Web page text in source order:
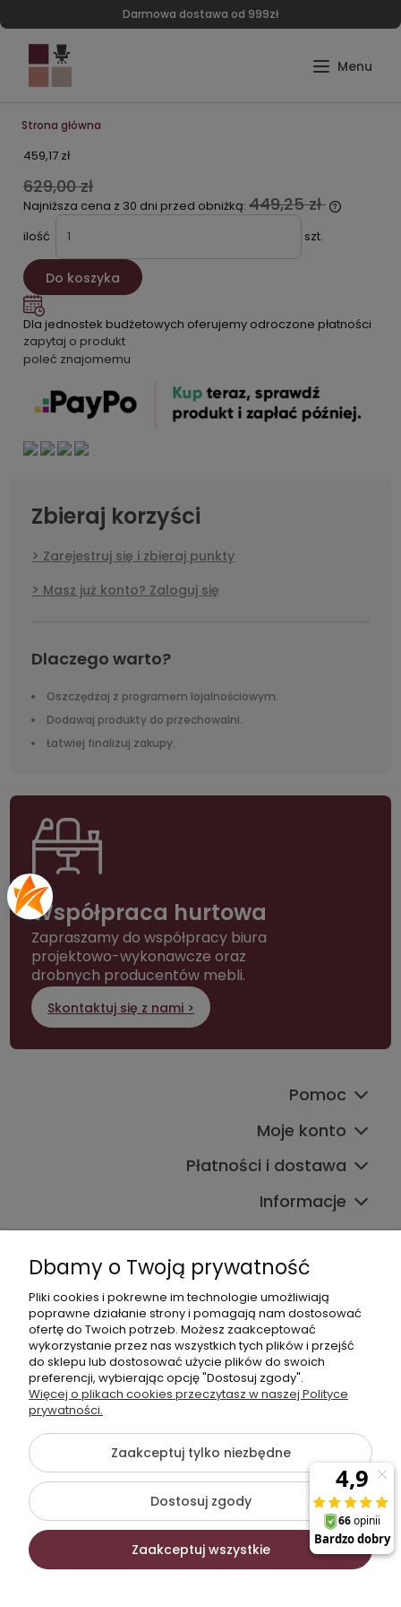
Darmowa dostawa od 999zł
Strona główna
459,17 zł
629,00 zł
Najniższa cena z 30 dni przed obniżką: 449,25 zł
ilość szt.
Do koszyka
Dla jednostek budżetowych oferujemy odroczone płatności
zapytaj o produkt
poleć znajomemu
Zbieraj korzyści
Zarejestruj się i zbieraj punkty
Masz już konto? Zaloguj się
Dlaczego warto?
Oszczędzaj z programem lojalnościowym.
Dodawaj produkty do przechowalni.
Łatwiej finalizuj zakupy.
Współpraca hurtowa
Zapraszamy do współpracy biura
projektowo-wykonawcze oraz
drobnych producentów mebli.
Skontaktuj się z nami >
Pomoc
Moje konto
Płatności i dostawa
Informacje
Kontakt ze sklepem
Dane kontaktowe
603377506
sklep@komfort-biuro.pl
Nasz Facebook
©2026 Wszelkie Prawa Zastrzeżone | Komfort Biuro -
meble biurowe
Szablon Flex byEcommercy
Dbamy o Twoją prywatność
Pliki cookies i pokrewne im technologie umożliwiają
poprawne działanie strony i pomagają nam dostosować
ofertę do Twoich potrzeb. Możesz zaakceptować
wykorzystanie przez nas wszystkich tych plików i przejść
do sklepu lub dostosować użycie plików do swoich
preferencji, wybierając opcję "Dostosuj zgody".
Więcej o plikach cookies przeczytasz w naszej Polityce
prywatności.
Zaakceptuj tylko niezbędne
Dostosuj zgody
Zaakceptuj wszystkie